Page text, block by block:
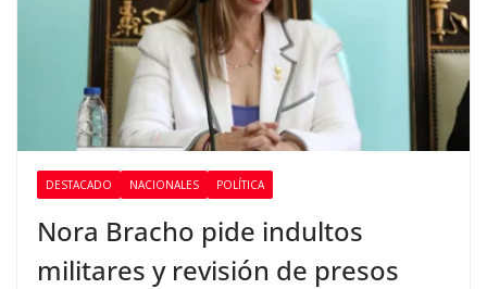
DESTACADO NACIONALES POLÍTICA
Nora Bracho pide indultos
militares y revisión de presos